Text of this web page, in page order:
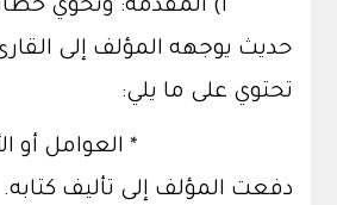
أ) المقدمة: وتحوي خطاب
حديث يوجهه المؤلف إلى
تحتوي على ما يلي:
* العوامل أو
دفعت المؤلف إلى تأليف كتابه.